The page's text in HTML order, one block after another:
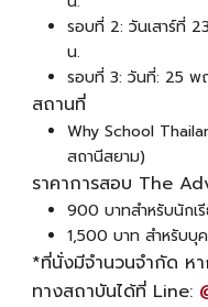
รอบที่ 2: วันเสาร์ที่
น.
รอบที่ 3: วันที่: 25 พ
สถานที่
Why School
สถานีสยาม)
ราคาการสอบ The
900 บาทสำหรับนักเ
1,500 บาท สำหรับบุ
*ที่นั่งมีจำนวนจำกัด ห
ทางสถาบันได้ที่ Line: